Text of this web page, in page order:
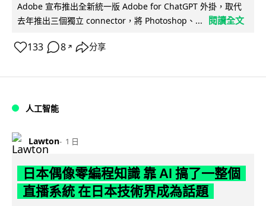
Adobe 宣布推出全新統一版 Adobe for ChatGPT 外掛，取代
去年推出三個獨立 connector，將 Photoshop、...
閱讀全文
133 8 ↗ 分享
人工智能
Lawton 1 日
日本偶像零編程知識 靠 AI 搞了一整個
直播系統 在日本技術界成為話題